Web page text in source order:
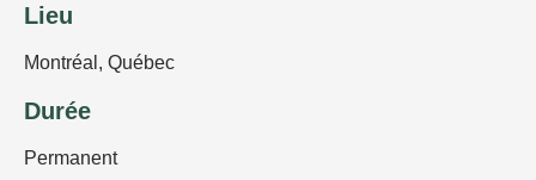
Lieu
Montréal , Québec
Durée
Permanent